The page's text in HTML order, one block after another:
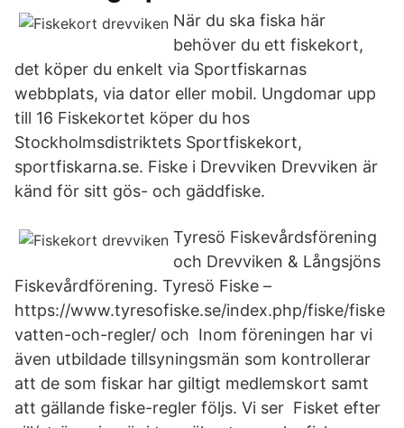
När du ska fiska här
behöver du ett fiskekort,
det köper du enkelt via Sportfiskarnas
webbplats, via dator eller mobil. Ungdomar upp
till 16 Fiskekortet köper du hos
Stockholmsdistriktets Sportfiskekort,
sportfiskarna.se. Fiske i Drevviken Drevviken är
känd för sitt gös- och gäddfiske.
Tyresö Fiskevårdsförening
och Drevviken & Långsjöns
Fiskevårdförening. Tyresö Fiske –
https://www.tyresofiske.se/index.php/fiske/fiske
vatten-och-regler/ och Inom föreningen har vi
även utbildade tillsyningsmän som kontrollerar
att de som fiskar har giltigt medlemskort samt
att gällande fiske-regler följs. Vi ser Fisket efter